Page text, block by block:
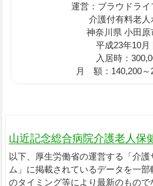
運営：ブラウドライ
介護付有料老人
神奈川県 小田原
平成23年10月
入居時：
月 額：140,200～
山近記念総合病院介護老人保
以下、厚生労働省の運営する「介
ム」に掲載されているデータを一
のタイミング等により最新のもの